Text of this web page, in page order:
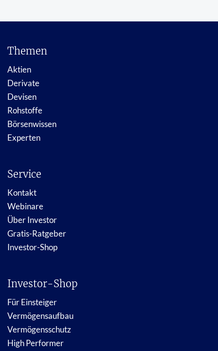
Themen
Aktien
Derivate
Devisen
Rohstoffe
Börsenwissen
Experten
Service
Kontakt
Webinare
Über Investor
Gratis-Ratgeber
Investor-Shop
Investor-Shop
Für Einsteiger
Vermögensaufbau
Vermögensschutz
High Performer